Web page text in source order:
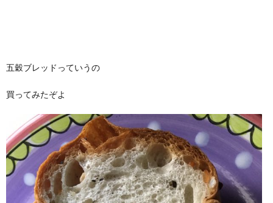
五穀ブレッドっていうの
買ってみたぞよ